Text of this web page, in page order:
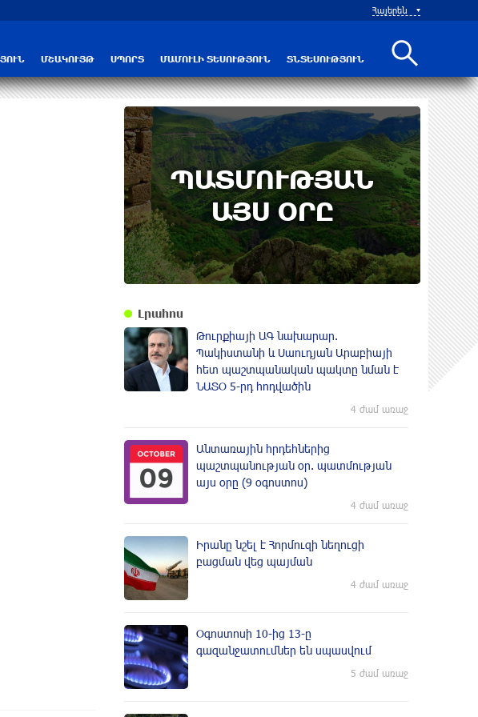
Հայերեն
ՄՇԱԿՈՒՅԹ ՍՊՈՐՏ ՄԱՄՈՒԼԻ ՏԵՍՈՒԹՅՈՒՆ ՏՆՏԵՍՈՒԹՅՈՒՆ
ՊԱՏՄՈՒԹՅԱՆ
ԱՅՍ ՕՐԸ
9th of August
Անտառային հրդեհներից
պաշտպանության օր. պատմության այս
օրը (9 օգոստոս)
Լրահոս
Թուրքիայի ԱԳ նախարար.
Պակիստանի և Սաուդյան Արաբիայի
հետ պաշտպանական պակտը նման է
ՆԱՏՕ 5-րդ հոդվածին
4 ժամ առաջ
Անտառային հրդեհներից
պաշտպանության օր. պատմության
այս օրը (9 օգոստոս)
4 ժամ առաջ
Իրանը նշել է Հորմուզի նեղուցի
բացման վեց պայման
4 ժամ առաջ
Օգոստոսի 10-ից 13-ը
գազանջատումներ են սպասվում
5 ժամ առաջ